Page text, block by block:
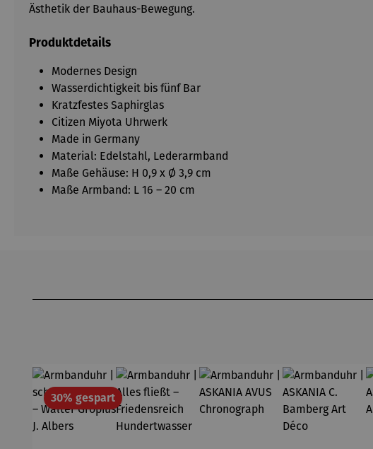
Ästhetik der Bauhaus-Bewegung.
Produktdetails
Modernes Design
Wasserdichtigkeit bis fünf Bar
Kratzfestes Saphirglas
Citizen Miyota Uhrwerk
Made in Germany
Material: Edelstahl, Lederarmband
Maße Gehäuse: H 0,9 x Ø 3,9 cm
Maße Armband: L 16 – 20 cm
30% gespartRabatt